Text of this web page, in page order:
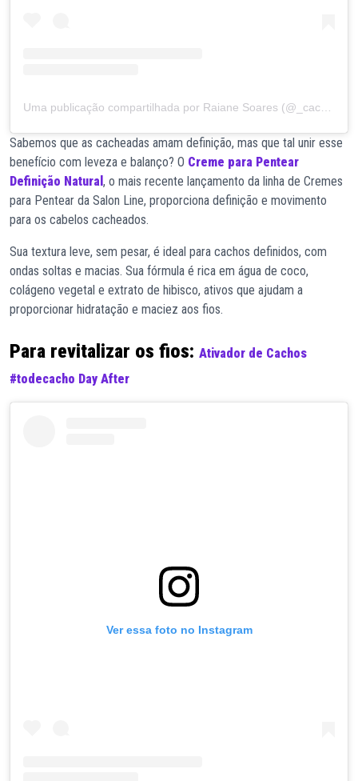
Uma publicação compartilhada por Raiane Soares (@_cachosdarai)
Sabemos que as cacheadas amam definição, mas que tal unir esse
benefício com leveza e balanço? O Creme para Pentear
Definição Natural , o mais recente lançamento da linha de Cremes
para Pentear da Salon Line, proporciona definição e movimento
para os cabelos cacheados.
Sua textura leve, sem pesar, é ideal para cachos definidos, com
ondas soltas e macias. Sua fórmula é rica em água de coco,
colágeno vegetal e extrato de hibisco, ativos que ajudam a
proporcionar hidratação e maciez aos fios.
Para revitalizar os fios: Ativador de Cachos
#todecacho Day After
Ver essa foto no Instagram